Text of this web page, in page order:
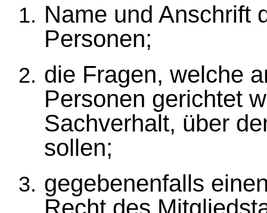
Name und Anschrift
Personen;
die Fragen, welche
Personen gerichtet
Sachverhalt, über
sollen;
gegebenenfalls
Recht des